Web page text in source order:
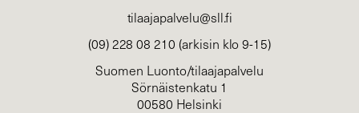
tilaajapalvelu@sll.fi
(09) 228 08 210 (arkisin klo 9-15)
Suomen Luonto/tilaajapalvelu
Sörnäistenkatu 1
00580 Helsinki